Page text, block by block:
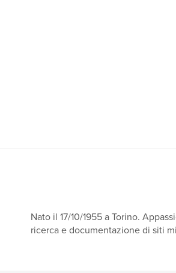
Nato il 17/10/1955 a Torino.
ricerca e documentazione di siti